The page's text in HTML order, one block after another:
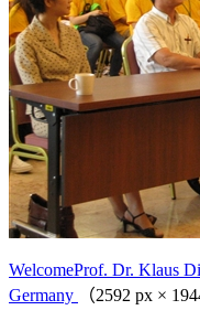
WelcomeProf. Dr. Klaus
Germany
（2592 px ×